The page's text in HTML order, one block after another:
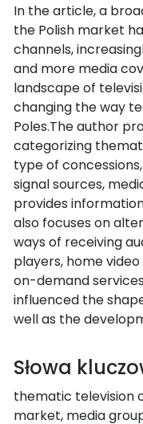
In the article, a
the Polish market
channels,
and more media
landscape of
changing the way
Poles.The author
categorizing
type of
signal sources,
provides
also focuses on
ways of receiving
players, home
on-demand
influenced the
well as the
Słowa
thematic television
market, media